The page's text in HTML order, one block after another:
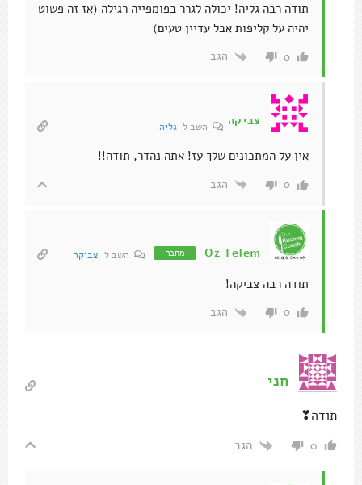
תודה רבה גליה! יכולה לגרר בפומפייה רגילה (אז זה פשוט
יהיה על קליפות אבל עדיין טעים)
0 הגב
צביקה השב לגליה
אין על המתכונים שלך עז! אתה נהדר, תודה!!
0 הגב
Oz Telem מחבר השב ל צביקה
תודה רבה צביקה!
0 הגב
חני
תודה❣
0 הגב